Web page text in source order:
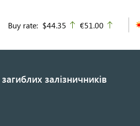
Buy rate: $44.35 up
€51.00
залізничників